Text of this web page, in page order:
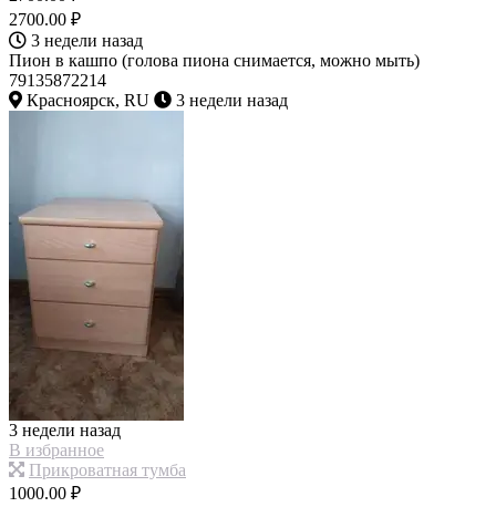
2700.00 ₽
3 недели назад
Пион в кашпо (голова пиона снимается, можно мыть)
79135872214
Красноярск, RU
3 недели назад
3 недели назад
В избранное
Прикроватная тумба
1000.00 ₽